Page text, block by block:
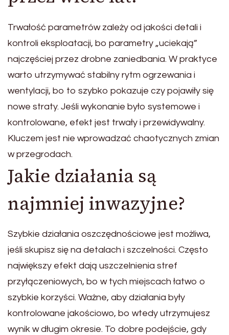
Trwałość parametrów zależy od jakości detali i
kontroli eksploatacji, bo parametry „uciekają”
najczęściej przez drobne zaniedbania. W praktyce
warto utrzymywać stabilny rytm ogrzewania i
wentylacji, bo to szybko pokazuje czy pojawiły się
nowe straty. Jeśli wykonanie było systemowe i
kontrolowane, efekt jest trwały i przewidywalny.
Kluczem jest nie wprowadzać chaotycznych zmian
w przegrodach.
Jakie działania są
najmniej inwazyjne?
Szybkie działania oszczędnościowe jest możliwa,
jeśli skupisz się na detalach i szczelności. Często
największy efekt dają uszczelnienia stref
przyłączeniowych, bo w tych miejscach łatwo o
szybkie korzyści. Ważne, aby działania były
kontrolowane jakościowo, bo wtedy utrzymujesz
wynik w długim okresie. To dobre podejście, gdy